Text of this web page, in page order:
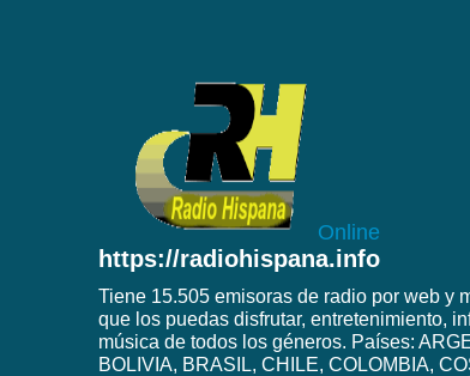
Online
https://radiohispana.info
Tiene 15.505 emisoras de radio por web y
que los puedas disfrutar, entretenimiento,
música de todos los géneros. Países:
BOLIVIA, BRASIL, CHILE, COLOMBIA,